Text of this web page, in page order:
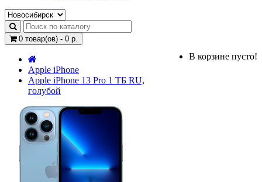
0 товар(ов) - 0 р.
В корзине пусто!
Apple iPhone
Apple iPhone 13 Pro 1 ТБ RU,
голубой